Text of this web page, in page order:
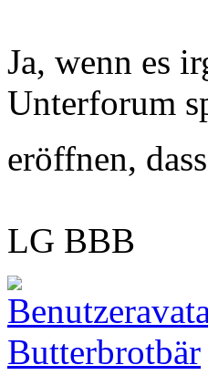
Ja, wenn es
Unterforum
eröffnen,
LG BBB
Butterbrotbär